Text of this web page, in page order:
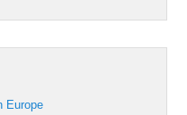
Europe